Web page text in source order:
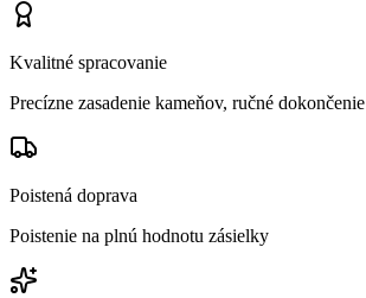
Kvalitné spracovanie
Precízne zasadenie kameňov, ručné dokončenie
Poistená doprava
Poistenie na plnú hodnotu zásielky